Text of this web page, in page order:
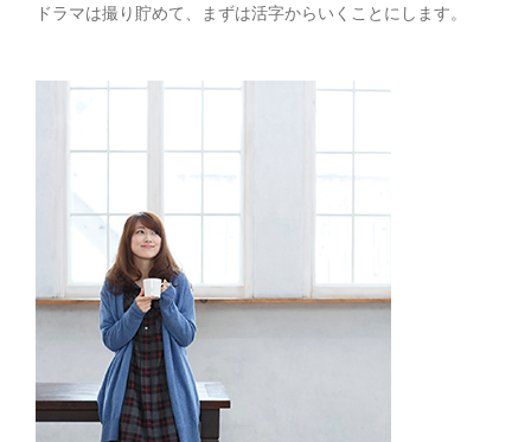
ドラマは撮り貯めて、まずは活字からいくことにします。